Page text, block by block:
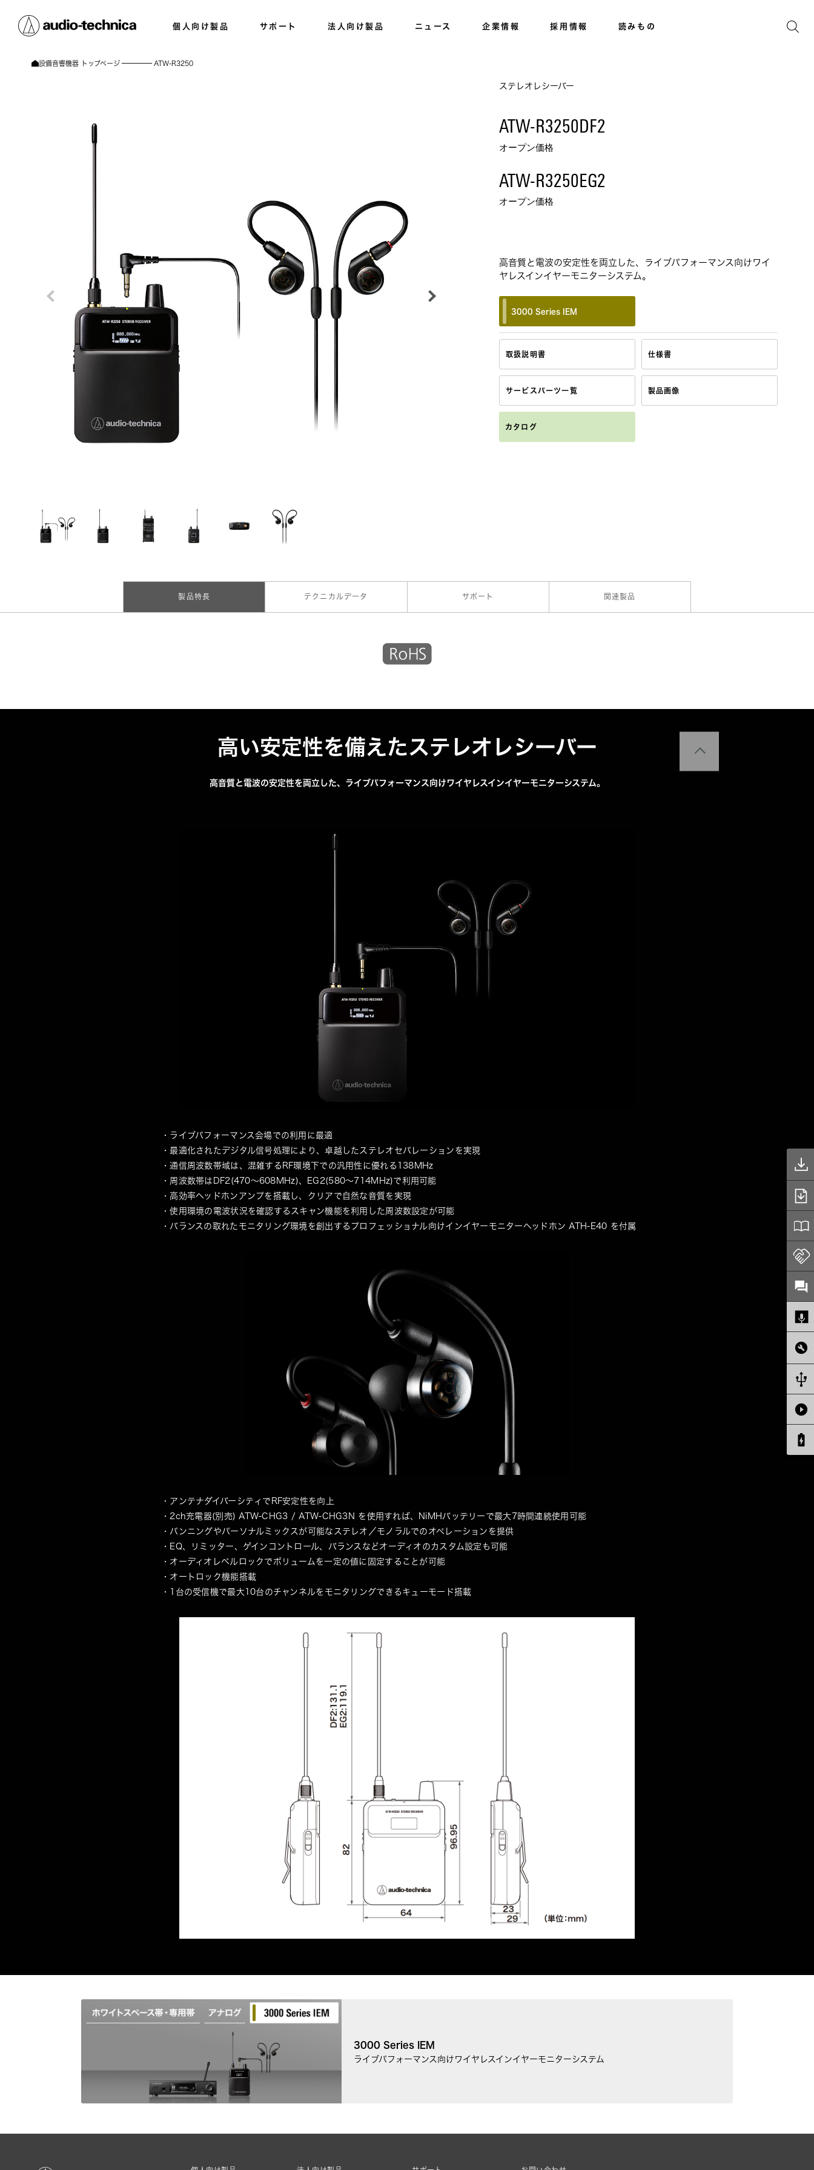
個人向け製品 サポート 法人向け製品 ニュース 企業情報 採用情報 読みもの
設備音響機器 トップページ ATW-R3250
ステレオレシーバー
ATW-R3250DF2
オープン価格
ATW-R3250EG2
オープン価格
高音質と電波の安定性を両立した、ライブパフォーマンス向けワイ
ヤレスインイヤーモニターシステム。
3000 Series IEM
取扱説明書 仕様書
サービスパーツ一覧 製品画像
カタログ
製品特長 テクニカルデータ サポート 関連製品
高い安定性を備えたステレオレシーバー
高音質と電波の安定性を両立した、ライブパフォーマンス向けワイヤレスインイヤーモニターシステム。
・ライブパフォーマンス会場での利用に最適
・最適化されたデジタル信号処理により、卓越したステレオセパレーションを実現
・通信周波数帯域は、混雑するRF環境下での汎用性に優れる138MHz
・周波数帯はDF2(470～608MHz)、EG2(580～714MHz)で利用可能
・高効率ヘッドホンアンプを搭載し、クリアで自然な音質を実現
・使用環境の電波状況を確認するスキャン機能を利用した周波数設定が可能
・バランスの取れたモニタリング環境を創出するプロフェッショナル向けインイヤーモニターヘッドホン ATH-E40 を付属
・アンテナダイバーシティでRF安定性を向上
・2ch充電器(別売) ATW-CHG3 / ATW-CHG3N を使用すれば、NiMHバッテリーで最大7時間連続使用可能
・パンニングやパーソナルミックスが可能なステレオ／モノラルでのオペレーションを提供
・EQ、リミッター、ゲインコントロール、バランスなどオーディオのカスタム設定も可能
・オーディオレベルロックでボリュームを一定の値に固定することが可能
・オートロック機能搭載
・1台の受信機で最大10台のチャンネルをモニタリングできるキューモード搭載
3000 Series IEM
ライブパフォーマンス向けワイヤレスインイヤーモニターシステム